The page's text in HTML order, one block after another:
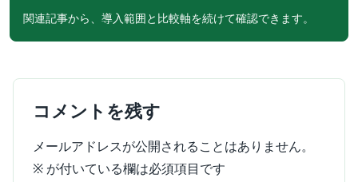
関連記事から、導入範囲と比較軸を続けて確認できます。
コメントを残す
メールアドレスが公開されることはありません。
※ が付いている欄は必須項目です